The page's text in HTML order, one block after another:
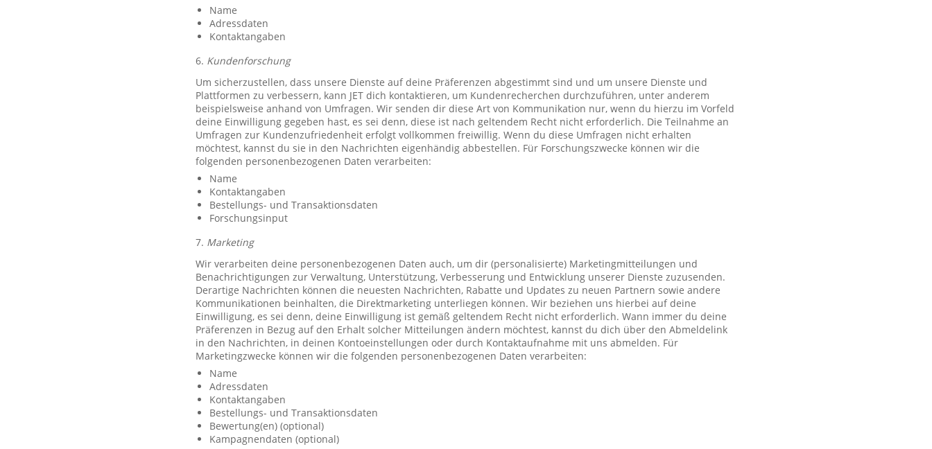
Name
Adressdaten
Kontaktangaben
6. Kundenforschung
Um sicherzustellen, dass unsere Dienste auf deine Präferenzen abgestimmt sind und um unsere Dienste und
Plattformen zu verbessern, kann JET dich kontaktieren, um Kundenrecherchen durchzuführen, unter anderem
beispielsweise anhand von Umfragen. Wir senden dir diese Art von Kommunikation nur, wenn du hierzu im Vorfeld
deine Einwilligung gegeben hast, es sei denn, diese ist nach geltendem Recht nicht erforderlich. Die Teilnahme an
Umfragen zur Kundenzufriedenheit erfolgt vollkommen freiwillig. Wenn du diese Umfragen nicht erhalten
möchtest, kannst du sie in den Nachrichten eigenhändig abbestellen. Für Forschungszwecke können wir die
folgenden personenbezogenen Daten verarbeiten:
Name
Kontaktangaben
Bestellungs- und Transaktionsdaten
Forschungsinput
7. Marketing
Wir verarbeiten deine personenbezogenen Daten auch, um dir (personalisierte) Marketingmitteilungen und
Benachrichtigungen zur Verwaltung, Unterstützung, Verbesserung und Entwicklung unserer Dienste zuzusenden.
Derartige Nachrichten können die neuesten Nachrichten, Rabatte und Updates zu neuen Partnern sowie andere
Kommunikationen beinhalten, die Direktmarketing unterliegen können. Wir beziehen uns hierbei auf deine
Einwilligung, es sei denn, deine Einwilligung ist gemäß geltendem Recht nicht erforderlich. Wann immer du deine
Präferenzen in Bezug auf den Erhalt solcher Mitteilungen ändern möchtest, kannst du dich über den Abmeldelink
in den Nachrichten, in deinen Kontoeinstellungen oder durch Kontaktaufnahme mit uns abmelden. Für
Marketingzwecke können wir die folgenden personenbezogenen Daten verarbeiten:
Name
Adressdaten
Kontaktangaben
Bestellungs- und Transaktionsdaten
Bewertung(en) (optional)
Kampagnendaten (optional)